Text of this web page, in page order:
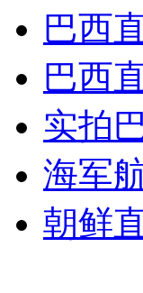
外交部：反对
安徽一实载49
巴西
巴西
实拍
海军
朝鲜